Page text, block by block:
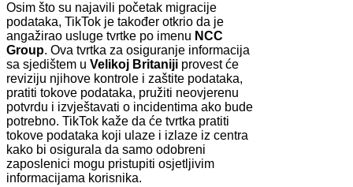
Osim što su najavili početak migracije
podataka, TikTok je također otkrio da je
angažirao usluge tvrtke po imenu NCC
Group. Ova tvrtka za osiguranje informacija
sa sjedištem u Velikoj Britaniji provest će
reviziju njihove kontrole i zaštite podataka,
pratiti tokove podataka, pružiti neovjerenu
potvrdu i izvještavati o incidentima ako bude
potrebno. TikTok kaže da će tvrtka pratiti
tokove podataka koji ulaze i izlaze iz centra
kako bi osigurala da samo odobreni
zaposlenici mogu pristupiti osjetljivim
informacijama korisnika.